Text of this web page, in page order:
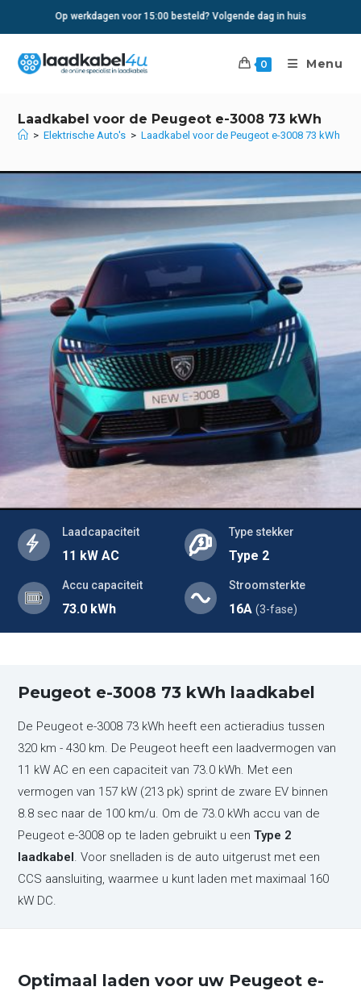
Op werkdagen voor 15:00 besteld? Volgende dag in huis
0 Menu
Laadkabel voor de Peugeot e-3008 73 kWh
> Elektrische Auto's > Laadkabel voor de Peugeot e-3008 73 kWh
Laadcapaciteit
11 kW AC
Type stekker
Type 2
Accu capaciteit
73.0 kWh
Stroomsterkte
16A (3-fase)
Peugeot e-3008 73 kWh laadkabel
De Peugeot e-3008 73 kWh heeft een actieradius tussen
320 km - 430 km. De Peugeot heeft een laadvermogen van
11 kW AC en een capaciteit van 73.0 kWh. Met een
vermogen van 157 kW (213 pk) sprint de zware EV binnen
8.8 sec naar de 100 km/u. Om de 73.0 kWh accu van de
Peugeot e-3008 op te laden gebruikt u eenType 2
laadkabel. Voor snelladen is de auto uitgerust met een
CCS aansluiting, waarmee u kunt laden met maximaal 160
kW DC.
Optimaal laden voor uw Peugeot e-